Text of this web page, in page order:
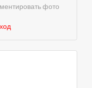
фото